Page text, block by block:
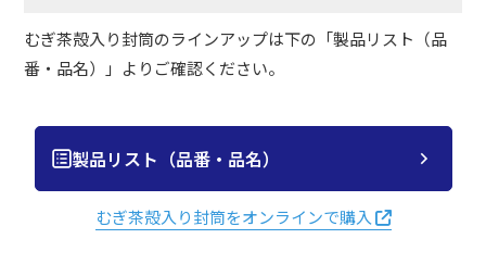
むぎ茶殻入り封筒のラインアップは下の「製品リスト（品
番・品名）」よりご確認ください。
製品リスト（品番・品名）
むぎ茶殻入り封筒をオンラインで購入